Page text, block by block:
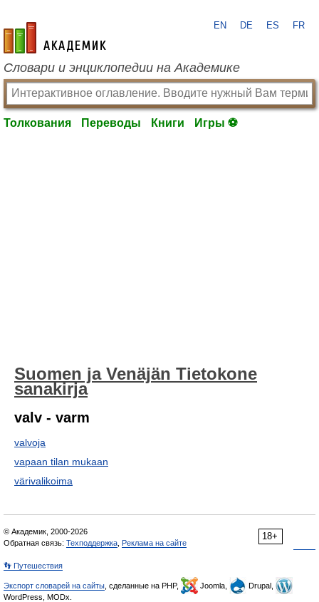
academic.ru
EN DE ES FR
Словари и энциклопедии на Академике
Толкования Переводы Книги Игры ⚽
Suomen ja Venäjän Tietokone
sanakirja
valv - varm
valvoja
vapaan tilan mukaan
värivalikoima
18+
© Академик, 2000-2026
Обратная связь: Техподдержка Реклама на сайте
👣 Путешествия
Экспорт словарей на сайты , сделанные на PHP, Joomla,
Drupal,
WordPress, MODx.